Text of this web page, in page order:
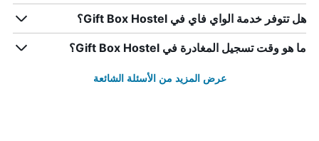
هل تتوفر خدمة الواي فاي في Gift Box Hostel؟
ما هو وقت تسجيل المغادرة في Gift Box Hostel؟
عرض المزيد من الأسئلة الشائعة